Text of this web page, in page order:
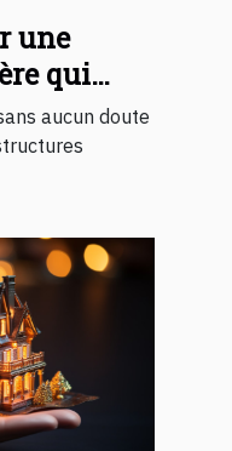
une
qui
aucun doute